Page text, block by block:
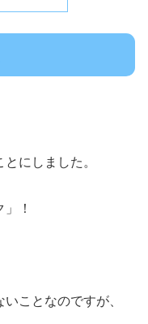
にしました。
」！
ことなのですが、